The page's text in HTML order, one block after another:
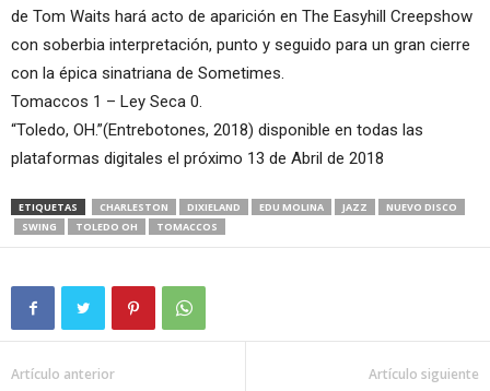
de Tom Waits hará acto de aparición en The Easyhill Creepshow
con soberbia interpretación, punto y seguido para un gran cierre
con la épica sinatriana de Sometimes.
Tomaccos 1 – Ley Seca 0.
“Toledo, OH.”(Entrebotones, 2018) disponible en todas las
plataformas digitales el próximo 13 de Abril de 2018
ETIQUETAS CHARLESTON DIXIELAND EDU MOLINA JAZZ
NUEVO DISCO
SWING
TOLEDO OH TOMACCOS
Artículo anterior Artículo siguiente